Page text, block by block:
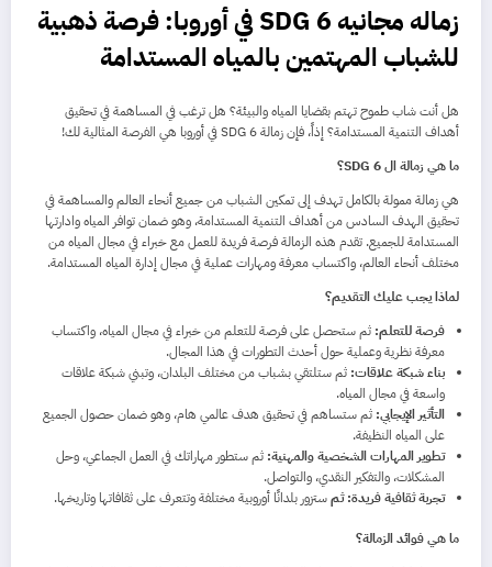
زماله مجانيه SDG 6 في أوروبا: فرصة ذهبية
للشباب المهتمين بالمياه المستدامة
هل أنت شاب طموح تهتم بقضايا المياه والبيئة؟ هل ترغب في المساهمة في تحقيق
أهداف التنمية المستدامة؟ إذاً، فإن زمالة SDG 6 في أوروبا هي الفرصة المثالية لك!
ما هي زمالة ال SDG 6؟
هي زمالة ممولة بالكامل تهدف إلى تمكين الشباب من جميع أنحاء العالم والمساهمة في
تحقيق الهدف السادس من أهداف التنمية المستدامة، وهو ضمان توافر المياه وادارتها
المستدامة للجميع. تقدم هذه الزمالة فرصة فريدة للعمل مع خبراء في مجال المياه من
مختلف أنحاء العالم، واكتساب معرفة ومهارات عملية في مجال إدارة المياه المستدامة.
لماذا يجب عليك التقديم؟
فرصة للتعلم: ثم ستحصل على فرصة للتعلم من خبراء في مجال المياه، واكتساب
معرفة نظرية وعملية حول أحدث التطورات في هذا المجال.
بناء شبكة علاقات: ثم ستلتقي بشباب من مختلف البلدان، وتبني شبكة علاقات
واسعة في مجال المياه.
التأثير الإيجابي: ثم ستساهم في تحقيق هدف عالمي هام، وهو ضمان حصول الجميع
على المياه النظيفة.
تطوير المهارات الشخصية والمهنية: ثم ستطور مهاراتك في العمل الجماعي، وحل
المشكلات، والتفكير النقدي، والتواصل.
تجربة ثقافية فريدة: ثمستزور بلدانًا أوروبية مختلفة وتتعرف على ثقافاتها وتاريخها.
ما هي فوائد الزمالة؟